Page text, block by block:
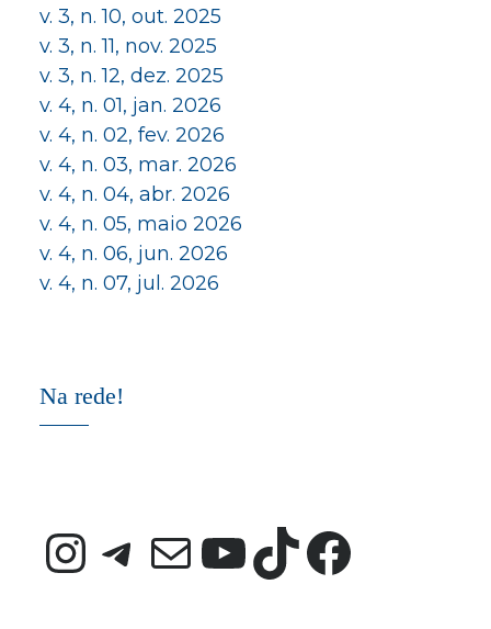
v. 3, n. 10, out. 2025
v. 3, n. 11, nov. 2025
v. 3, n. 12, dez. 2025
v. 4, n. 01, jan. 2026
v. 4, n. 02, fev. 2026
v. 4, n. 03, mar. 2026
v. 4, n. 04, abr. 2026
v. 4, n. 05, maio 2026
v. 4, n. 06, jun. 2026
v. 4, n. 07, jul. 2026
Na rede!
Instagram
Telegram
E-mail
Youtube
TikTok